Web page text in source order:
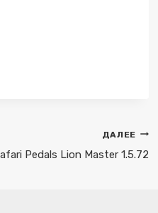
ДАЛЕЕ
Pedals Lion Master 1.5.72